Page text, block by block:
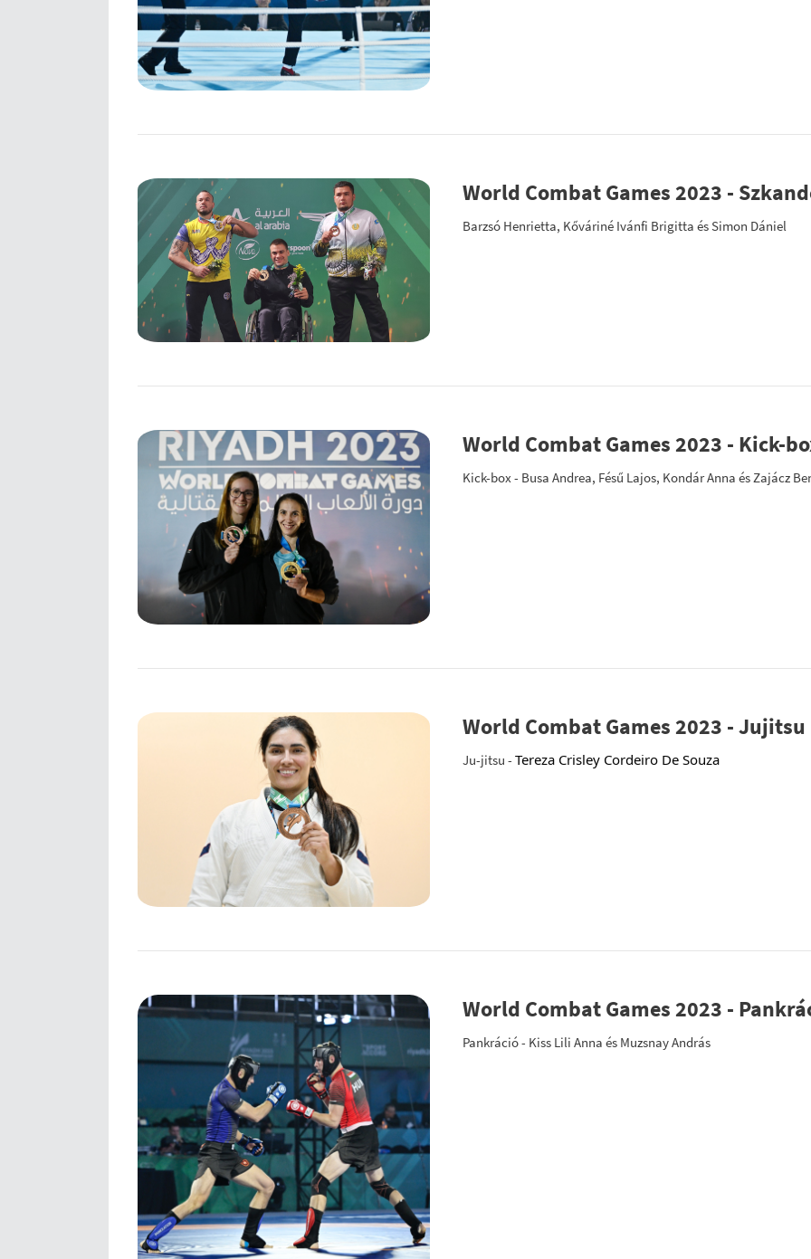
World Combat Games 2023 -
Barzsó Henrietta, Kőváriné Ivánfi Brigitta és Simon Dániel
World Combat Games 2023 - Kick-
Kick-box - Busa Andrea, Fésű Lajos, Kondár Anna és Zajácz
World Combat Games 2023 - Jujitsu
Ju-jitsu - Tereza Crisley Cordeiro De Souza
World Combat Games 2023 -
Pankráció - Kiss Lili Anna és Muzsnay András